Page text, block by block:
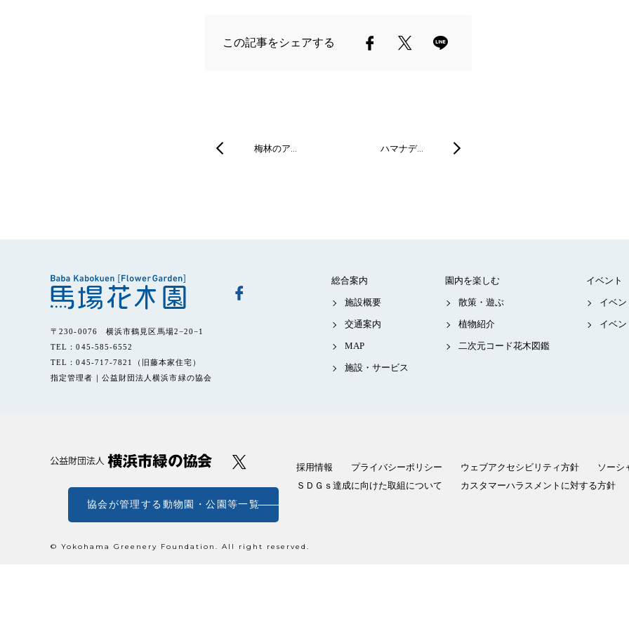
この記事をシェアする
梅林のア… ハマナデ…
〒230-0076 横浜市鶴見区馬場2−20−1
TEL：045-585-6552
TEL：045-717-7821（旧藤本家住宅）
指定管理者｜公益財団法人横浜市緑の協会
総合案内
施設概要
交通案内
MAP
施設・サービス
園内を楽しむ
散策・遊ぶ
植物紹介
二次元コード花木図鑑
イベント
イベン
イベ
協会が管理する動物園・公園等一覧
採用情報 プライバシーポリシー ウェブアクセシビリティ方針
ソーシ
ＳＤＧｓ達成に向けた取組について
カスタマーハラスメントに対する方針
© Yokohama Greenery Foundation. All right reserved.